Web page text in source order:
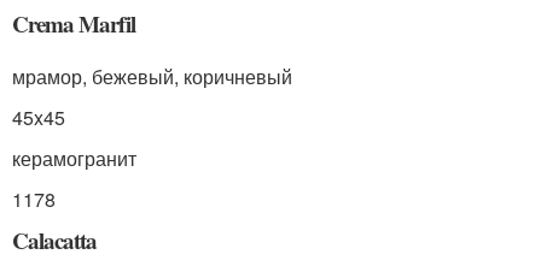
Crema Marfil
мрамор, бежевый, коричневый
45x45
керамогранит
1178
Calacatta